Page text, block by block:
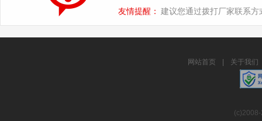
友情提醒： 建议您通过拨打厂家联系
网站首页 关于我们